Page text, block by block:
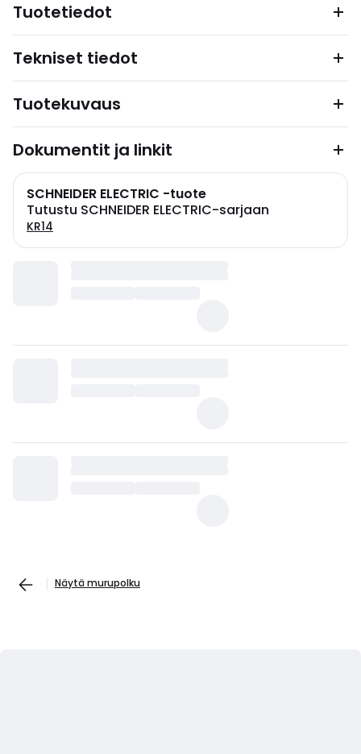
Tuotetiedot
Tekniset tiedot
Tuotekuvaus
Dokumentit ja linkit
SCHNEIDER ELECTRIC -tuote
Tutustu SCHNEIDER ELECTRIC-sarjaan
KR14
Näytä murupolku